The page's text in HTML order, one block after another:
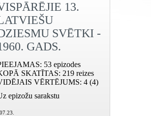
13.
SVĒTKI -
GADS.
: 53 epizodes
SKATĪTAS: 219 reizes
VĒRTĒJUMS: 4 (4)
epizožu sarakstu